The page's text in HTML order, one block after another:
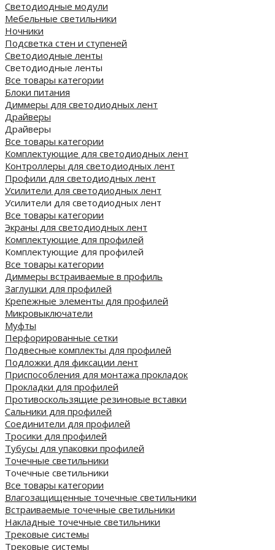
Светодиодные модули
Мебельные светильники
Ночники
Подсветка стен и ступеней
Светодиодные ленты
Светодиодные ленты
Все товары категории
Блоки питания
Диммеры для светодиодных лент
Драйверы
Драйверы
Все товары категории
Комплектующие для светодиодных лент
Контроллеры для светодиодных лент
Профили для светодиодных лент
Усилители для светодиодных лент
Усилители для светодиодных лент
Все товары категории
Экраны для светодиодных лент
Комплектующие для профилей
Комплектующие для профилей
Все товары категории
Диммеры встраиваемые в профиль
Заглушки для профилей
Крепежные элементы для профилей
Микровыключатели
Муфты
Перфорированные сетки
Подвесные комплекты для профилей
Подложки для фиксации лент
Приспособления для монтажа прокладок
Прокладки для профилей
Противоскользящие резиновые вставки
Сальники для профилей
Соединители для профилей
Тросики для профилей
Тубусы для упаковки профилей
Точечные светильники
Точечные светильники
Все товары категории
Влагозащищенные точечные светильники
Встраиваемые точечные светильники
Накладные точечные светильники
Трековые системы
Трековые системы